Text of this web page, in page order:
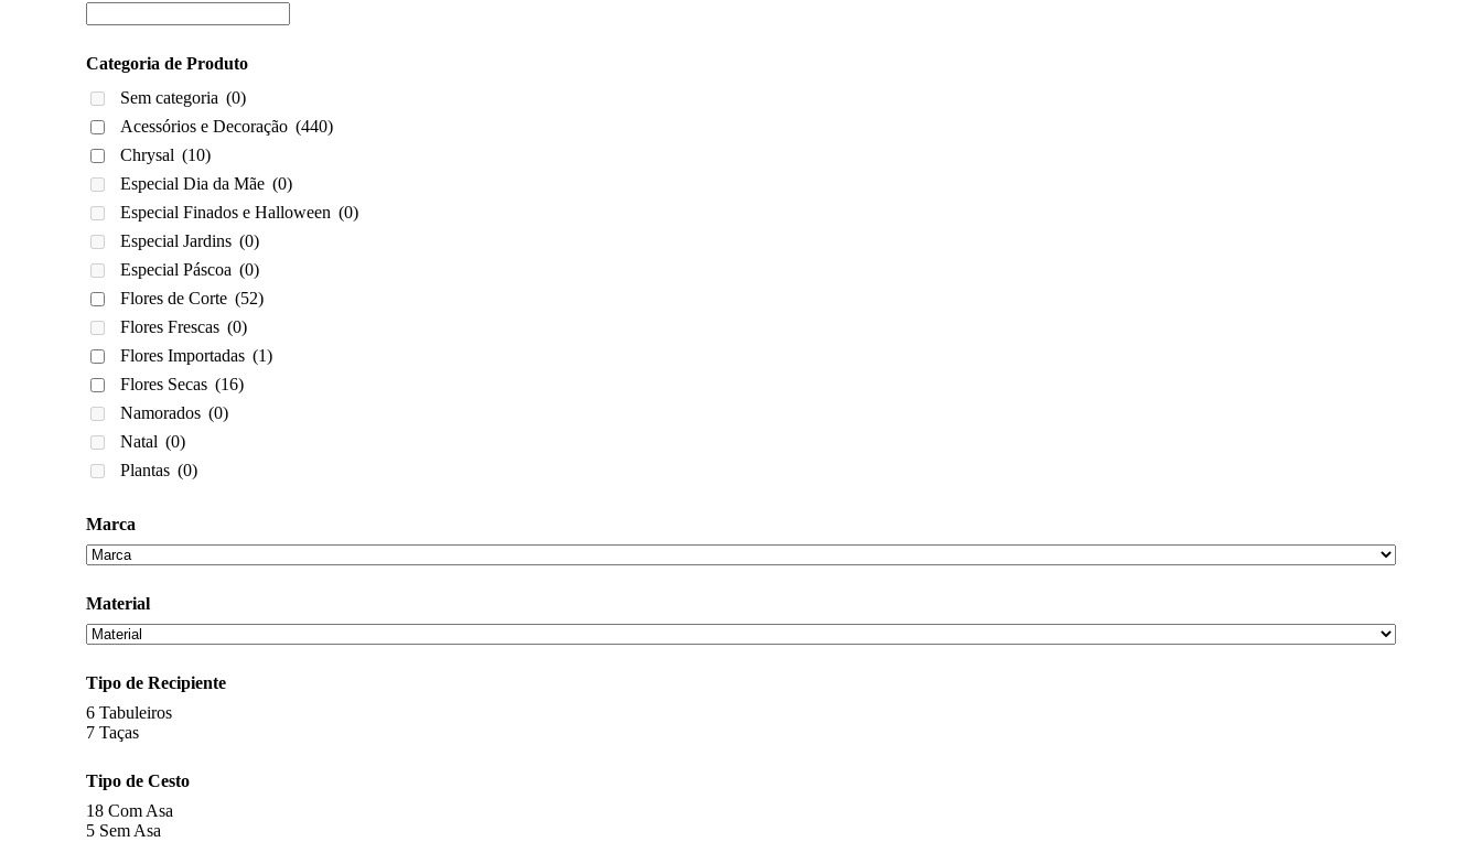
Categoria de Produto
Sem categoria (0)
Acessórios e Decoração (440)
Chrysal (10)
Especial Dia da Mãe (0)
Especial Finados e Halloween (0)
Especial Jardins (0)
Especial Páscoa (0)
Flores de Corte (52)
Flores Frescas (0)
Flores Importadas (1)
Flores Secas (16)
Namorados (0)
Natal (0)
Plantas (0)
Marca
Material
Tipo de Recipiente
6 Tabuleiros
7 Taças
Tipo de Cesto
18 Com Asa
5 Sem Asa